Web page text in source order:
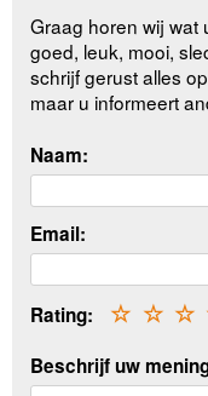
Graag horen wij wat
goed, leuk, mooi,
schrijf gerust alles
maar u informeert
Naam:
Email:
Rating: ☆
☆
☆
Beschrijf uw